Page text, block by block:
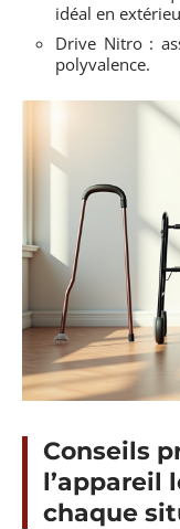
idéal en
Drive Nitro :
polyvalence.
Conseils
l’appareil
chaque